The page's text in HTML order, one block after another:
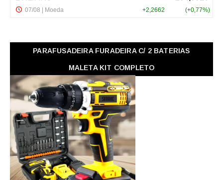
PARAFUSADEIRA FURADEIRA C/ 2 BATERIAS
MALETA KIT COMPLETO